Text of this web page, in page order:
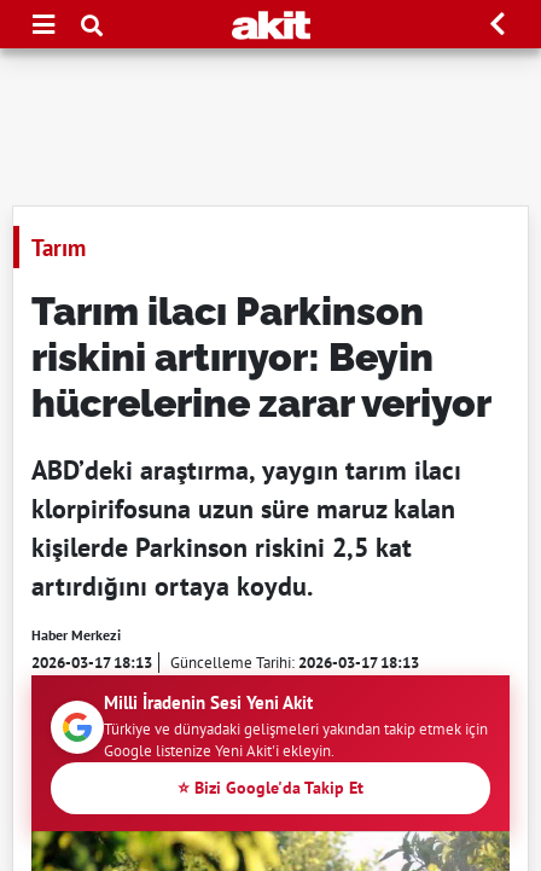
Tarım
Tarım ilacı Parkinson
riskini artırıyor: Beyin
hücrelerine zarar veriyor
ABD’deki araştırma, yaygın tarım ilacı
klorpirifosuna uzun süre maruz kalan
kişilerde Parkinson riskini 2,5 kat
artırdığını ortaya koydu.
Haber Merkezi
2026-03-17 18:13 Güncelleme Tarihi:2026-03-17 18:13
Milli İradenin Sesi Yeni Akit
Türkiye ve dünyadaki gelişmeleri yakından takip etmek için
Google listenize Yeni Akit'i ekleyin.
⭐ Bizi Google'da Takip Et